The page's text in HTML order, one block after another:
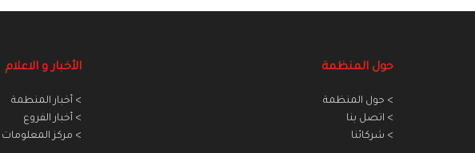
حول المنظمة
> حول المنظمة
> اتصل بنا
> شركائنا
الأخبار و الاعلام
> أخبار المنطمة
> أخبار الفروع
> مركز المعلومات